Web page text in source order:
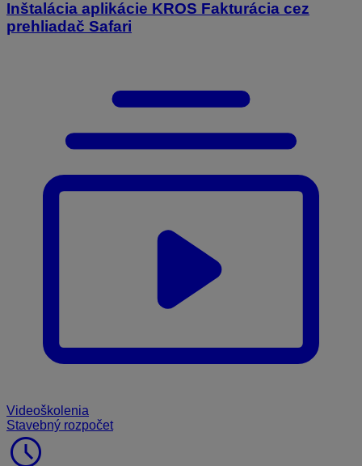
Inštalácia aplikácie KROS Fakturácia cez
prehliadač Safari
Videoškolenia
Stavebný rozpočet
schedule